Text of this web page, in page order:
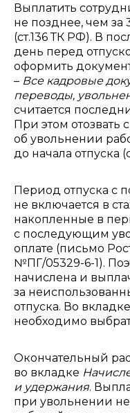
Выплатить
не позднее, чем за
(ст.136 ТК РФ). В
день перед
оформить
– Все кадровые
переводы,
считается
При этом отозвать
об увольнении
до начала отпуска
Период отпуска с
не включается в
накопленные в
с последующим
оплате (письмо
№ПГ/05329-6-1).
начислена и
за
отпуска. Во вкладке
необходимо
Окончательный
во вкладке
и удержания.
при увольнении